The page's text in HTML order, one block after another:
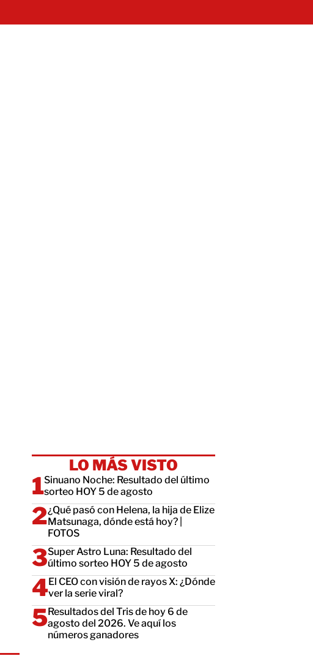
LO MÁS VISTO
Sinuano Noche: Resultado del último
sorteo HOY 5 de agosto
¿Qué pasó con Helena, la hija de Elize
Matsunaga, dónde está hoy? |
FOTOS
Super Astro Luna: Resultado del
último sorteo HOY 5 de agosto
El CEO con visión de rayos X: ¿Dónde
ver la serie viral?
Resultados del Tris de hoy 6 de
agosto del 2026. Ve aquí los
números ganadores